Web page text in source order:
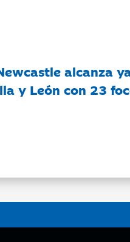
alcanza
y León con 23